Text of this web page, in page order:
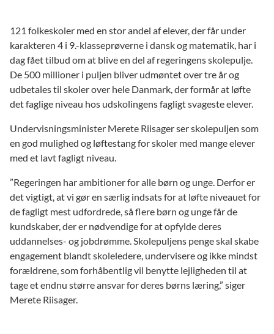
121 folkeskoler med en stor andel af elever, der får under
karakteren 4 i 9.-klasseprøverne i dansk og matematik, har i
dag fået tilbud om at blive en del af regeringens skolepulje.
De 500 millioner i puljen bliver udmøntet over tre år og
udbetales til skoler over hele Danmark, der formår at løfte
det faglige niveau hos udskolingens fagligt svageste elever.
Undervisningsminister Merete Riisager ser skolepuljen som
en god mulighed og løftestang for skoler med mange elever
med et lavt fagligt niveau.
”Regeringen har ambitioner for alle børn og unge. Derfor er
det vigtigt, at vi gør en særlig indsats for at løfte niveauet for
de fagligt mest udfordrede, så flere børn og unge får de
kundskaber, der er nødvendige for at opfylde deres
uddannelses- og jobdrømme. Skolepuljens penge skal skabe
engagement blandt skoleledere, undervisere og ikke mindst
forældrene, som forhåbentlig vil benytte lejligheden til at
tage et endnu større ansvar for deres børns læring,” siger
Merete Riisager.